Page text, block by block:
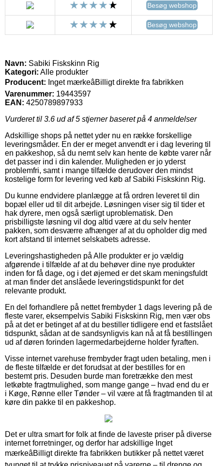
Besøg webshop
Besøg webshop
Navn: Sabiki Fiskskinn Rig
Kategori: Alle produkter
Producent: Inget mærkeâBilligt direkte fra fabrikken
Varenummer: 19443597
EAN: 4250789897933
Vurderet til 3.6 ud af 5 stjerner baseret på 4 anmeldelser
Adskillige shops på nettet yder nu en række forskellige
leveringsmåder. En der er meget anvendt er i dag levering til
en pakkeshop, så du nemt selv kan hente de købte varer når
det passer ind i din kalender. Muligheden er jo yderst
problemfri, samt i mange tilfælde derudover den mindst
kostelige form for levering ved køb af Sabiki Fiskskinn Rig.
Du kunne endvidere planlægge at få ordren leveret til din
bopæl eller ud til dit arbejde. Løsningen viser sig til tider et
hak dyrere, men også særligt uproblematisk. Den
prisbilligste løsning vil dog altid være at du selv henter
pakken, som desværre afhænger af at du opholder dig med
kort afstand til internet selskabets adresse.
Leveringshastigheden på Alle produkter er jo vældig
afgørende i tilfælde af at du behøver dine nye produkter
inden for få dage, og i det øjemed er det skam meningsfuldt
at man finder det anslåede leveringstidspunkt for det
relevante produkt.
En del forhandlere på nettet frembyder 1 dags levering på de
fleste varer, eksempelvis Sabiki Fiskskinn Rig, men vær obs
på at det er betinget af at du bestiller tidligere end et fastslået
tidspunkt, sådan at de sandsynligvis kan nå at få bestillingen
ud af døren forinden lagermedarbejderne holder fyraften.
Visse internet varehuse frembyder fragt uden betaling, men i
de fleste tilfælde er det forudsat at der bestilles for en
bestemt pris. Desuden burde man foretrække den mest
letkøbte fragtmulighed, som mange gange – hvad end du er
i Køge, Rønne eller Tønder – vil være at få fragtmanden til at
køre din pakke til en pakkeshop.
Det er ultra smart for folk at finde de laveste priser på diverse
internet forretninger, og derfor har adskillige Inget
mærkeâBilligt direkte fra fabrikken butikker på nettet været